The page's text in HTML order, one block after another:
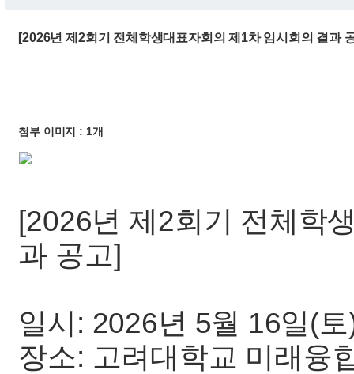
[2026년 제2회기 전체학생대표자회의 제1차 임시회의 결과
첨부 이미지 : 1개
[2026년 제2회기 전체학
과 공고]
일시: 2026년 5월 16일(
장소: 고려대학교 미래융